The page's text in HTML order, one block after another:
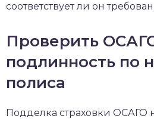
соответствует ли он
Проверить
подлинность по
полиса
Подделка страховки ОСАГО